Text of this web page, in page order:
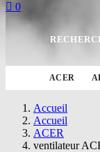
 0
ACER
Accueil
Accueil
ACER
ventilateur